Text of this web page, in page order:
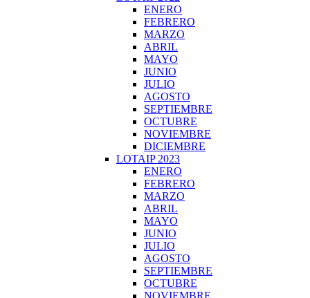
ENERO
FEBRERO
MARZO
ABRIL
MAYO
JUNIO
JULIO
AGOSTO
SEPTIEMBRE
OCTUBRE
NOVIEMBRE
DICIEMBRE
LOTAIP 2023
ENERO
FEBRERO
MARZO
ABRIL
MAYO
JUNIO
JULIO
AGOSTO
SEPTIEMBRE
OCTUBRE
NOVIEMBRE